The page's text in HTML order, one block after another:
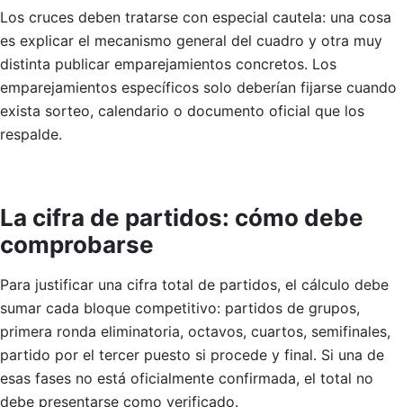
Los cruces deben tratarse con especial cautela: una cosa
es explicar el mecanismo general del cuadro y otra muy
distinta publicar emparejamientos concretos. Los
emparejamientos específicos solo deberían fijarse cuando
exista sorteo, calendario o documento oficial que los
respalde.
La cifra de partidos: cómo debe
comprobarse
Para justificar una cifra total de partidos, el cálculo debe
sumar cada bloque competitivo: partidos de grupos,
primera ronda eliminatoria, octavos, cuartos, semifinales,
partido por el tercer puesto si procede y final. Si una de
esas fases no está oficialmente confirmada, el total no
debe presentarse como verificado.